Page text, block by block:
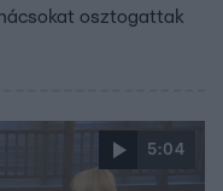
osztogattak
5:04